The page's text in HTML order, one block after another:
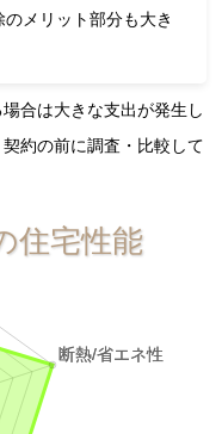
メリット部分も大き
合は大きな支出が発生し
約の前に調査・比較して
住宅性能